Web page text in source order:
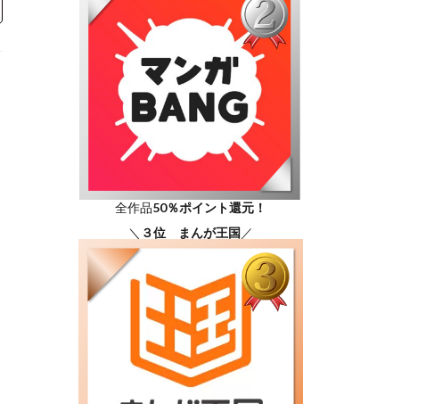
全作品50％ポイント還元！
＼ ３位 まんが王国 ／